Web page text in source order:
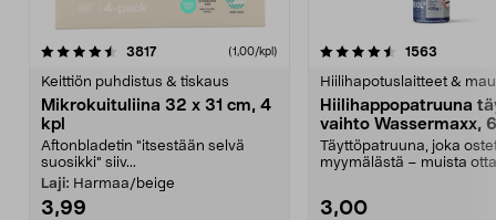
3817arvostelut (1,00/kpl)
Keittiön puhdistus & tiskaus
Mikrokuituliina 32 x 31 cm, 4
kpl
Aftonbladetin "itsestään selvä
suosikki" siiv...
Laji: Harmaa/beige
3,99
4.5viidestä
1563
Hiilihapotuslaitteet &
Hiilihappopatruuna
vaihto Wassermaxx,
Täyttöpatruuna, joka
myymälästä – muista
3,00
4.5viidestä